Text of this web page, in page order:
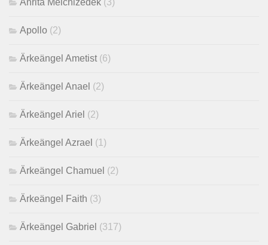
Anrita Melchizedek (3)
Apollo (2)
Ärkeängel Ametist (6)
Ärkeängel Anael (2)
Ärkeängel Ariel (2)
Ärkeängel Azrael (1)
Ärkeängel Chamuel (2)
Ärkeängel Faith (3)
Ärkeängel Gabriel (317)